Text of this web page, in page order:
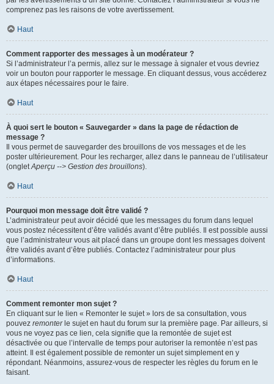
comprenez pas les raisons de votre avertissement.
Haut
Comment rapporter des messages à un modérateur ?
Si l’administrateur l’a permis, allez sur le message à signaler et vous devriez
voir un bouton pour rapporter le message. En cliquant dessus, vous accéderez
aux étapes nécessaires pour le faire.
Haut
À quoi sert le bouton « Sauvegarder » dans la page de rédaction de
message ?
Il vous permet de sauvegarder des brouillons de vos messages et de les
poster ultérieurement. Pour les recharger, allez dans le panneau de l’utilisateur
(ongletAperçu --> Gestion des brouillons).
Haut
Pourquoi mon message doit être validé ?
L’administrateur peut avoir décidé que les messages du forum dans lequel
vous postez nécessitent d’être validés avant d’être publiés. Il est possible aussi
que l’administrateur vous ait placé dans un groupe dont les messages doivent
être validés avant d’être publiés. Contactez l’administrateur pour plus
d’informations.
Haut
Comment remonter mon sujet ?
En cliquant sur le lien « Remonter le sujet » lors de sa consultation, vous
pouvez remonterle sujet en haut du forum sur la première page. Par ailleurs, si
vous ne voyez pas ce lien, cela signifie que la remontée de sujet est
désactivée ou que l’intervalle de temps pour autoriser la remontée n’est pas
atteint. Il est également possible de remonter un sujet simplement en y
répondant. Néanmoins, assurez-vous de respecter les règles du forum en le
faisant.